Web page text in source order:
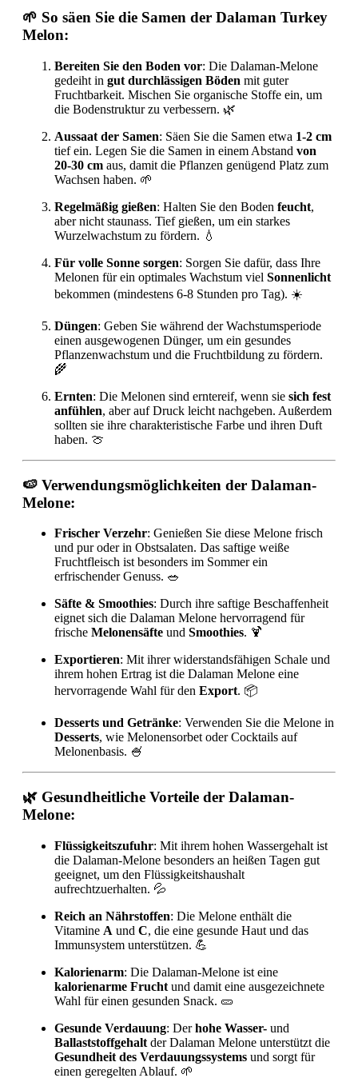
🌱 So säen Sie die Samen der Dalaman Turkey
Melon:
Bereiten Sie den Boden vor: Die Dalaman-Melone
gedeiht in gut durchlässigen Böden mit guter
Fruchtbarkeit. Mischen Sie organische Stoffe ein, um
die Bodenstruktur zu verbessern. 🌿
Aussaat der Samen: Säen Sie die Samen etwa 1-2 cm
tief ein. Legen Sie die Samen in einem Abstand von
20-30 cm aus, damit die Pflanzen genügend Platz zum
Wachsen haben. 🌱
Regelmäßig gießen: Halten Sie den Boden feucht,
aber nicht staunass. Tief gießen, um ein starkes
Wurzelwachstum zu fördern. 💧
Für volle Sonne sorgen: Sorgen Sie dafür, dass Ihre
Melonen für ein optimales Wachstum viel Sonnenlicht
bekommen (mindestens 6-8 Stunden pro Tag). ☀️
Düngen: Geben Sie während der Wachstumsperiode
einen ausgewogenen Dünger, um ein gesundes
Pflanzenwachstum und die Fruchtbildung zu fördern.
🌾
Ernten: Die Melonen sind erntereif, wenn sie sich fest
anfühlen, aber auf Druck leicht nachgeben. Außerdem
sollten sie ihre charakteristische Farbe und ihren Duft
haben. 🍈
🍉 Verwendungsmöglichkeiten der Dalaman-
Melone:
Frischer Verzehr: Genießen Sie diese Melone frisch
und pur oder in Obstsalaten. Das saftige weiße
Fruchtfleisch ist besonders im Sommer ein
erfrischender Genuss. 🥗
Säfte & Smoothies: Durch ihre saftige Beschaffenheit
eignet sich die Dalaman Melone hervorragend für
frische Melonensäfte und Smoothies. 🍹
Exportieren: Mit ihrer widerstandsfähigen Schale und
ihrem hohen Ertrag ist die Dalaman Melone eine
hervorragende Wahl für den Export. 📦
Desserts und Getränke: Verwenden Sie die Melone in
Desserts, wie Melonensorbet oder Cocktails auf
Melonenbasis. 🍧
🌿 Gesundheitliche Vorteile der Dalaman-
Melone:
Flüssigkeitszufuhr: Mit ihrem hohen Wassergehalt ist
die Dalaman-Melone besonders an heißen Tagen gut
geeignet, um den Flüssigkeitshaushalt
aufrechtzuerhalten. 💦
Reich an Nährstoffen: Die Melone enthält die
Vitamine A und C, die eine gesunde Haut und das
Immunsystem unterstützen. 💪
Kalorienarm: Die Dalaman-Melone ist eine
kalorienarme Frucht und damit eine ausgezeichnete
Wahl für einen gesunden Snack. 🥒
Gesunde Verdauung: Derhohe Wasser- und
Ballaststoffgehalt der Dalaman Melone unterstützt die
Gesundheit des Verdauungssystems und sorgt für
einen geregelten Ablauf. 🌱